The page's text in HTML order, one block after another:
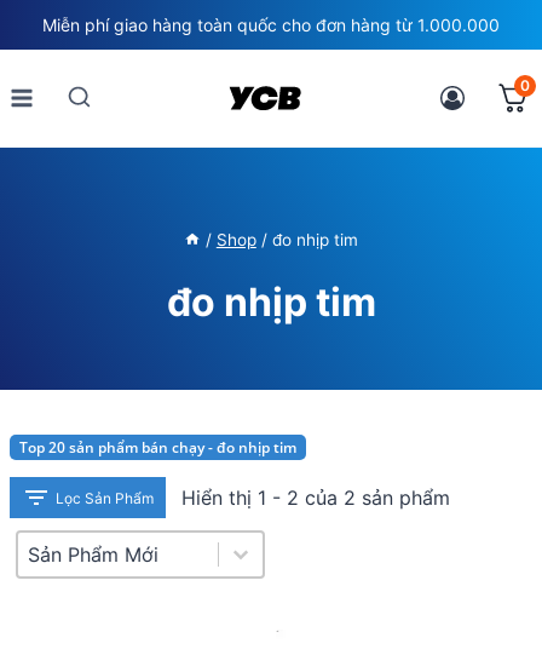
to
content
Miễn phí giao hàng toàn quốc cho đơn hàng từ 1.000.000
0
/ Shop / đo nhịp tim
đo nhịp tim
Top 20 sản phẩm bán chạy - đo nhịp tim
Lọc Sản Phẩm Hiển thị 1 - 2 của 2 sản phẩm
Product Sort
Sort content